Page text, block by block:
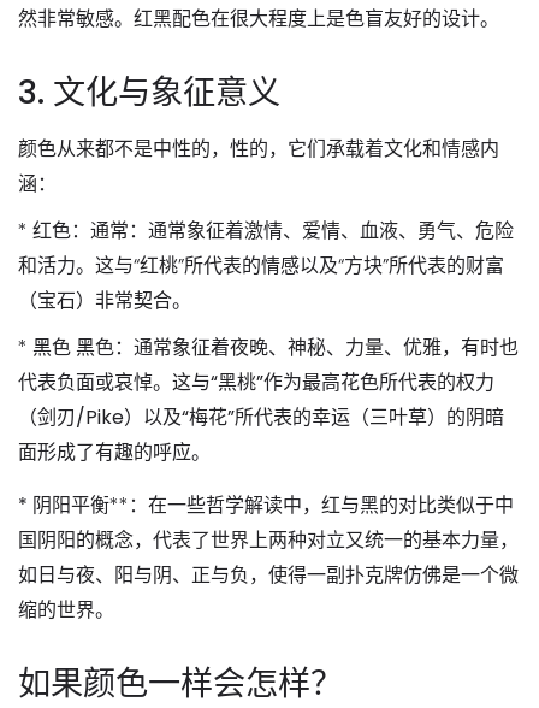
然非常敏感。红黑配色在很大程度上是色盲友好的设计。
3. 文化与象征意义
颜色从来都不是中性的，性的，它们承载着文化和情感内
涵：
* 红色：通常：通常象征着激情、爱情、血液、勇气、危险
和活力。这与“红桃”所代表的情感以及“方块”所代表的财富
（宝石）非常契合。
* 黑色黑色：通常象征着夜晚、神秘、力量、优雅，有时也
代表负面或哀悼。这与“黑桃”作为最高花色所代表的权力
（剑刃/Pike）以及“梅花”所代表的幸运（三叶草）的阴暗
面形成了有趣的呼应。
* 阴阳平衡**：在一些哲学解读中，红与黑的对比类似于中
国阴阳的概念，代表了世界上两种对立又统一的基本力量，
如日与夜、阳与阴、正与负，使得一副扑克牌仿佛是一个微
缩的世界。
如果颜色一样会怎样？